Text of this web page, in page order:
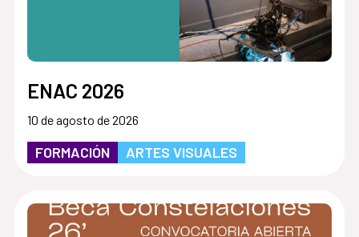
ENAC 2026
10 de agosto de 2026
FORMACIÓN ARTES VISUALES